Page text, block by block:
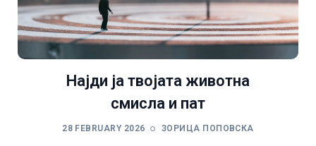
Најди ја твојата животна
смисла и пат
28 FEBRUARY 2026 ЗОРИЦА ПОПОВСКА